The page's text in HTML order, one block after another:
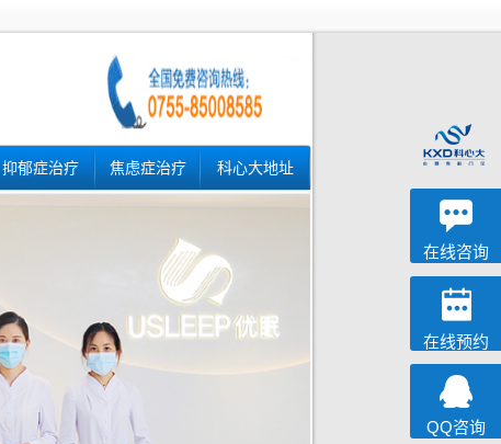
抑郁症治疗 焦虑症治疗 科心大地址
深科
心理咨询
在线咨询
在线预约
QQ咨询